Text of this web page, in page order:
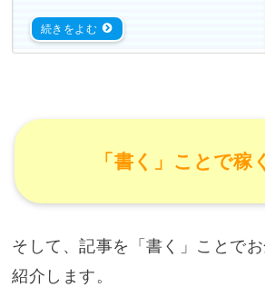
「書く」ことで稼
そして、記事を「書く」ことで
紹介します。